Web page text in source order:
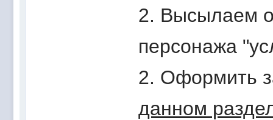
2. Высылаем
персонажа
2. Оформить
данном